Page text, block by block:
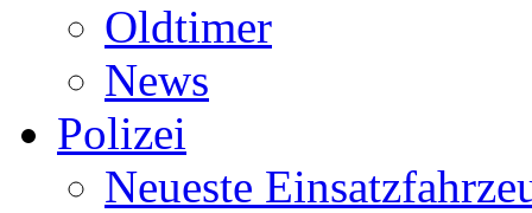
Oldtimer
News
Polizei
Neueste